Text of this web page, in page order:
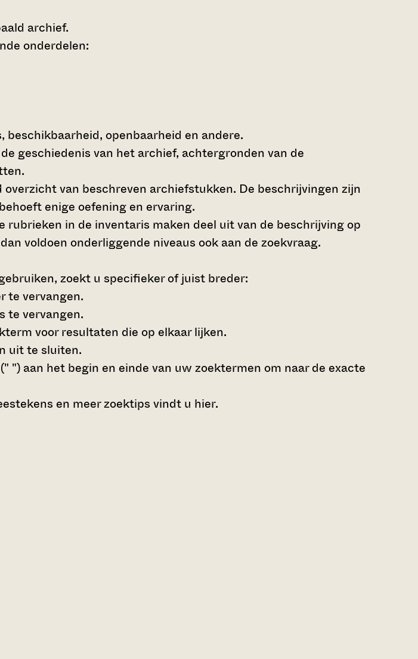
archief.
onderdelen:
openbaarheid en andere.
geschiedenis van het archief, achtergronden van de
van beschreven archiefstukken. De beschrijvingen zijn
enige oefening en ervaring.
in de inventaris maken deel uit van de beschrijving op
voldoen onderliggende niveaus ook aan de zoekvraag.
zoekt u specifieker of juist breder:
te vervangen.
te vervangen.
voor resultaten die op elkaar lijken.
uit te sluiten.
") aan het begin en einde van uw zoektermen om naar de exacte
en meer zoektips vindt u hier.